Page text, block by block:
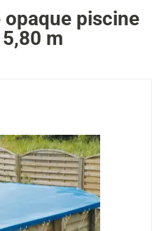
opaque piscine
m